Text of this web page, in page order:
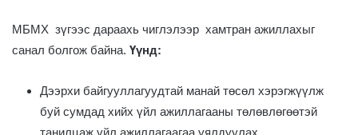
МБМХ зүгээс дараахь чиглэлээр хамтран ажиллахыг
санал болгож байна. Үүнд:
Дээрхи байгууллагуудтай манай төсөл хэрэгжүүлж
буй сумдад хийх үйл ажиллагааны төлөвлөгөөтэй
танилцаж үйл ажиллагаагаа уялдуулах,